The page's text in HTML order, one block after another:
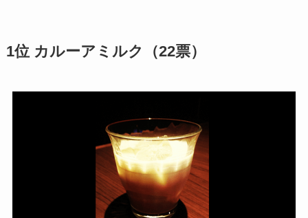
1位 カルーアミルク（22票）